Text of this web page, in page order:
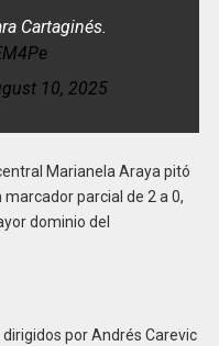
Cartaginés.
10, 2025
Marianela Araya pitó
parcial de 2 a 0,
dominio del
por Andrés Carevic